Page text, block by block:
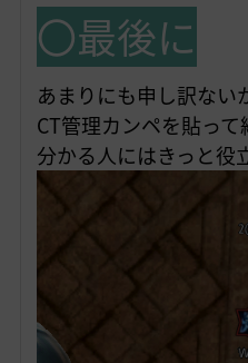
〇最後に
あまりにも申し訳ない
CT管理カンペを貼って
分かる人にはきっと役